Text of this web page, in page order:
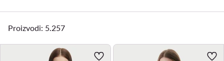
Proizvodi: 5.257